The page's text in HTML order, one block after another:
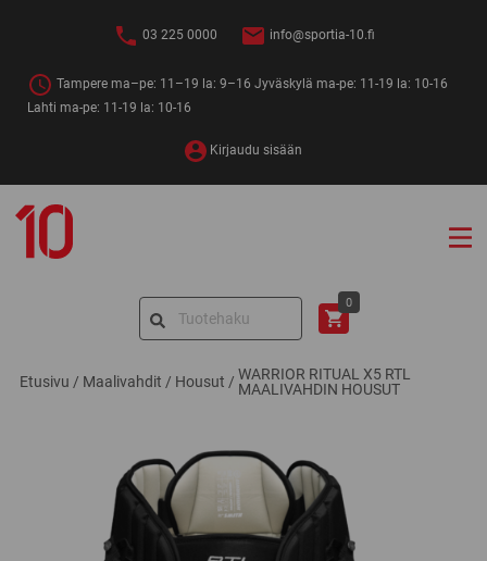
03 225 0000 info@sportia-10.fi
Tampere ma–pe: 11–19 la: 9–16 Jyväskylä ma-pe: 11-19 la: 10-16
Lahti ma-pe: 11-19 la: 10-16
Kirjaudu sisään
10
Search
0
Etusivu / Maalivahdit / Housut / WARRIOR RITUAL X5 RTL
MAALIVAHDIN HOUSUT